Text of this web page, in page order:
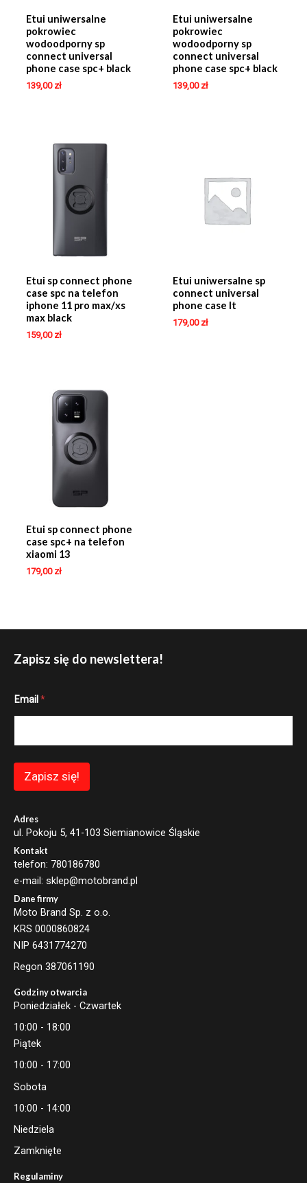
Etui uniwersalne
pokrowiec
wodoodporny sp
connect universal
phone case spc+ black
139,00 zł
Etui uniwersalne
pokrowiec
wodoodporny sp
connect universal
phone case spc+ black
139,00 zł
Etui sp connect phone
case spc na telefon
iphone 11 pro max/xs
max black
159,00 zł
Etui uniwersalne sp
connect universal
phone case lt
179,00 zł
Etui sp connect phone
case spc+ na telefon
xiaomi 13
179,00 zł
Zapisz się do newslettera!
m
E
l
Email *
Zapisz się!
Adres
ul. Pokoju 5, 41-103 Siemianowice Śląskie
Kontakt
telefon: 780186780
e-mail: sklep@motobrand.pl
Dane firmy
Moto Brand Sp. z o.o.
KRS 0000860824
NIP 6431774270
Regon 387061190
Godziny otwarcia
Poniedziałek - Czwartek
10:00 - 18:00
Piątek
10:00 - 17:00
Sobota
10:00 - 14:00
Niedziela
Zamknięte
Regulaminy